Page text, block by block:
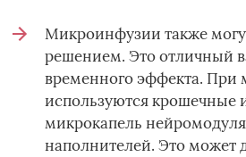
Микроинфузии также
решением. Это отличный
временного эффекта. При
используются крошечные
микрокапель
наполнителей. Это может